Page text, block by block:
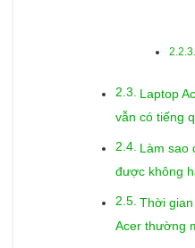
Laptop
vẫn có tiếng
Làm
được không
Thời
Acer thường